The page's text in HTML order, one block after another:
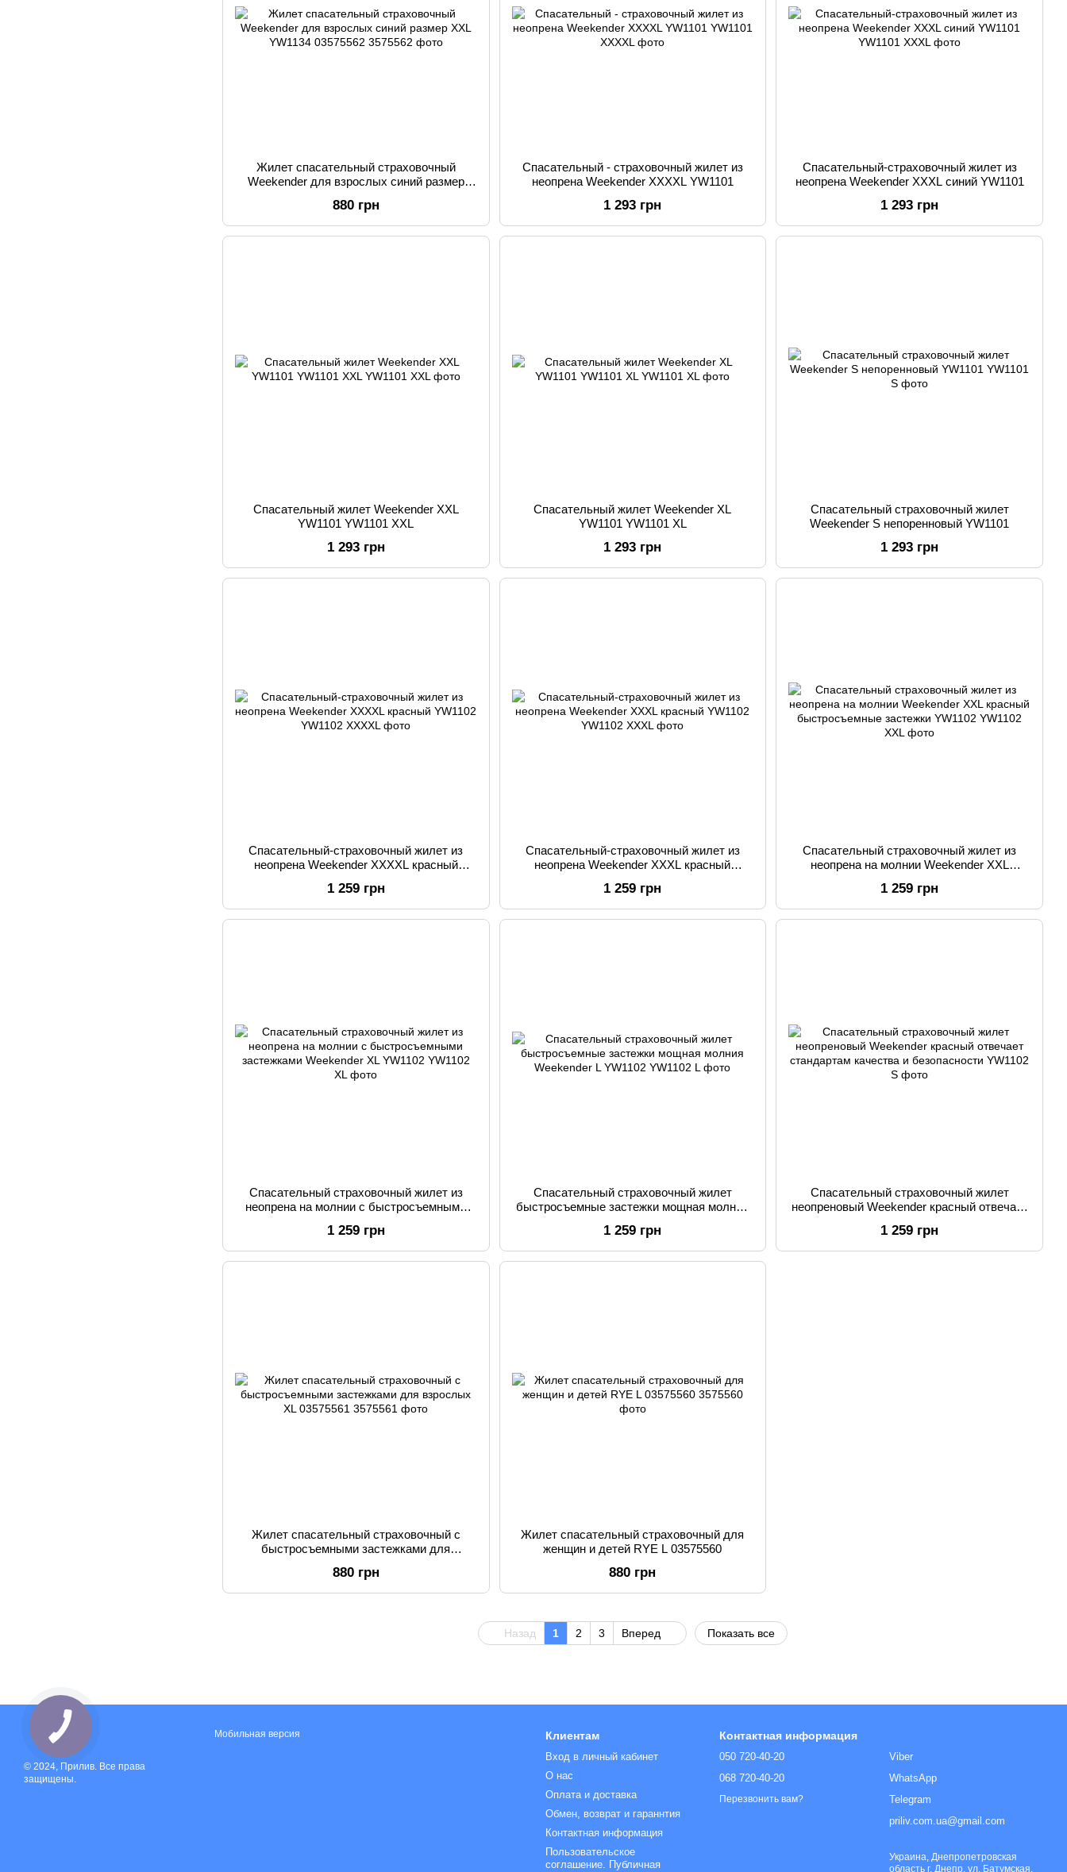
Жилет спасательный страховочный
Weekender для взрослых синий размер
880 грн
Спасательный - страховочный жилет из
неопрена Weekender XXXXL YW1101
1 293 грн
Спасательный-страховочный жилет из
неопрена Weekender XXXL синий YW1101
1 293 грн
Спасательный жилет Weekender XXL
YW1101 YW1101 XXL
1 293 грн
Спасательный жилет Weekender XL
YW1101 YW1101 XL
1 293 грн
Спасательный страховочный жилет
Weekender S непоренновый YW1101
1 293 грн
Спасательный-страховочный жилет из
неопрена Weekender XXXXL красный
1 259 грн
Спасательный-страховочный жилет из
неопрена Weekender XXXL красный
1 259 грн
Спасательный страховочный жилет из
неопрена на молнии Weekender XXL
1 259 грн
Спасательный страховочный жилет из
неопрена на молнии с быстросъемными
1 259 грн
Спасательный страховочный жилет
быстросъемные застежки мощная молния
1 259 грн
Спасательный страховочный жилет
неопреновый Weekender красный отвечает
1 259 грн
Жилет спасательный страховочный с
быстросъемными застежками для
880 грн
Жилет спасательный страховочный для
женщин и детей RYE L 03575560
880 грн
Назад 1 2 3 Вперед Показать все
© 2024, Прилив. Все права
защищены.
Мобильная версия Клиентам
Вход в личный кабинет
О нас
Оплата и доставка
Обмен, возврат и гараннтия
Контактная информация
Пользовательское
соглашение. Публичная
Контактная информация
050 720-40-20
068 720-40-20
Перезвонить вам?
Viber
WhatsApp
Telegram
priliv.com.ua@gmail.com
Украина, Днепропетровская
область г. Днепр, ул. Батумская,